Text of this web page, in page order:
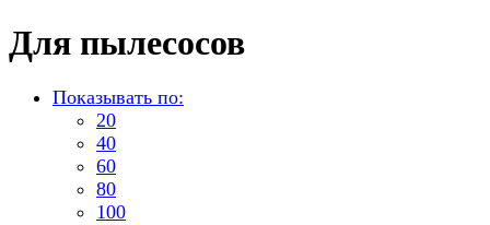
Для пылесосов
Показывать по:
20
40
60
80
100